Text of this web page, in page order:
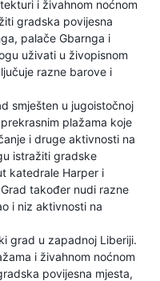
i živahnom noćnom
gradska povijesna
palače Gbarnga i
uživati ​​u živopisnom
razne barove i
smješten u jugoistočnoj
plažama koje
i druge aktivnosti na
istražiti gradske
katedrale Harper i
također nudi razne
i niz aktivnosti na
grad u zapadnoj Liberiji.
i živahnom noćnom
povijesna mjesta,